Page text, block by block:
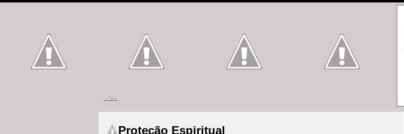
Início
Proteção Espiritual